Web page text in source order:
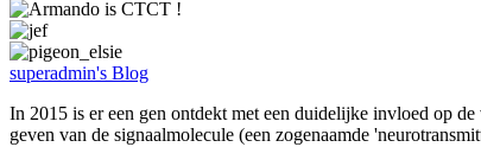
superadmin's Blog
In 2015 is er een gen ontdekt met een duidelijke invloed op
geven van de signaalmolecule (een zogenaamde